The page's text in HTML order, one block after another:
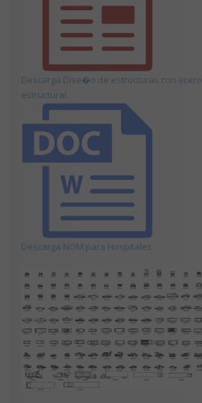
Descarga Dise�o de estructuras con acero
estructural.
Descarga NOM para Hospitales.